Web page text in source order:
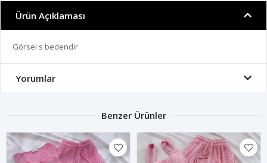
Ürün Açıklaması
Görsel s bedendir
Yorumlar
Benzer Ürünler